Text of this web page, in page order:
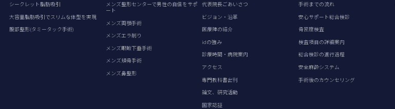
シークレット脂肪吸引
大容量脂肪吸引でスリムな体型を実現
腹部整形(タミータック手術)
メンズ整形センターで男性の自信をサポ
ート
メンズ両顎手術
メンズエラ削り
メンズ眼瞼下垂手術
メンズ頬骨手術
メンズ鼻整形
代表院長ごあいさつ
ビジョン・沿革
医療陣の紹介
idの強み
診療時間・病院案内
アクセス
専門教科書出刊
論文、研究活動
国家認証
手術までの流れ
安心サポート総合検診
骨密度検査
検査項目の詳細案内
総合検診の進行過程
安全麻酔システム
手術後のカウンセリング